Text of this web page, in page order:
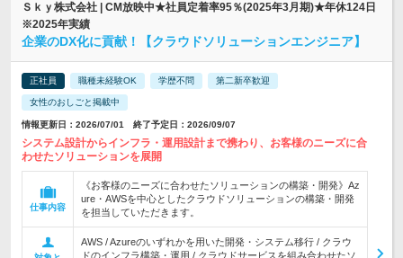
Ｓｋｙ株式会社 | CM放映中★社員定着率95％(2025年3月期)★年休124日
※2025年実績
企業のDX化に貢献！【クラウドソリューションエンジニア】
正社員 職種未経験OK 学歴不問 第二新卒歓迎
女性のおしごと掲載中
情報更新日：2026/07/01 終了予定日：2026/09/07
システム設計からインフラ・運用設計まで携わり、お客様のニーズに合
わせたソリューションを展開
仕事内容
《お客様のニーズに合わせたソリューションの構築・開発》Az
ure・AWSを中心としたクラウドソリューションの構築・開発
を担当していただきます。
AWS / Azureのいずれかを用いた開発・システム移行 / クラウ
ドのインフラ構築・運用 / クラウドサービスを組み合わせたソ